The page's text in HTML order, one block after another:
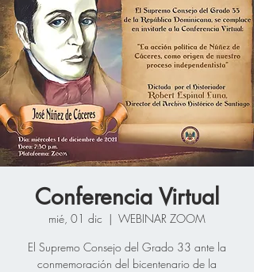
Conferencia Virtual
mié, 01 dic
  |
WEBINAR ZOOM
El Supremo Consejo del Grado 33 ante la
conmemoración del bicentenario de la